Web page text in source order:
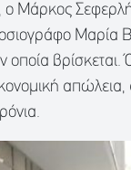
ο Μάρκος
Μαρία
οποία
απώλεια,